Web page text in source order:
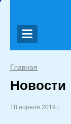
Главная
Новости
18 апреля 2019 г.